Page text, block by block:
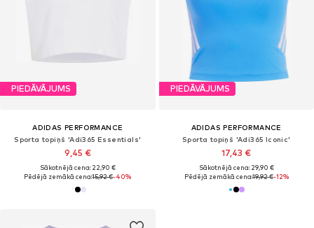
PIEDĀVĀJUMS
ADIDAS PERFORMANCE
Sporta topiņš 'Adi365 Essentials'
9,45 €
Sākotnējā cena: 22,90 €
Pēdējā zemākā cena:15,92 €-40%
PIEDĀVĀJUMS
ADIDAS PERFORMANCE
Sporta topiņš 'Adi365 Iconic'
17,43 €
Sākotnējā cena: 29,90 €
Pēdējā zemākā cena:19,92 €-12%